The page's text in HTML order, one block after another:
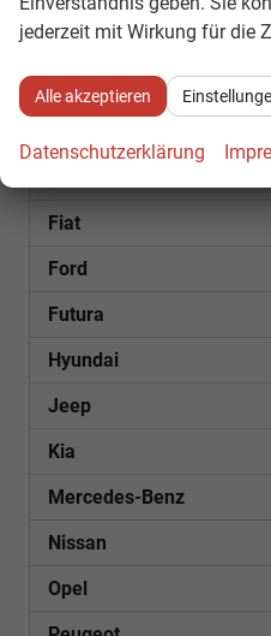
Bentley
Citroën
Fiat
Ford
Futura
Hyundai
Jeep
Kia
Mercedes-Benz
Nissan
Opel
jederzeit mit Wirkung für die
Alle akzeptieren
Datenschutzerklärung